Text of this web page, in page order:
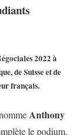
2022à
de Suisse et de
français.
Anthony
le podium.